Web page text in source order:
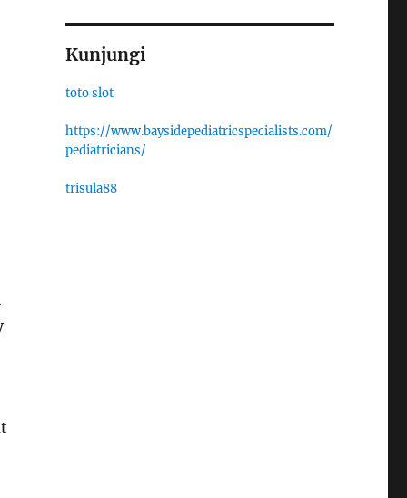
Kunjungi
toto slot
https://www.baysidepediatricspecialists.com/
pediatricians/
trisula88